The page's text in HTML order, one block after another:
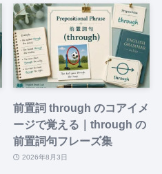
前置詞 through のコアイメ
ージで覚える｜through の
前置詞句フレーズ集
2026年8月3日